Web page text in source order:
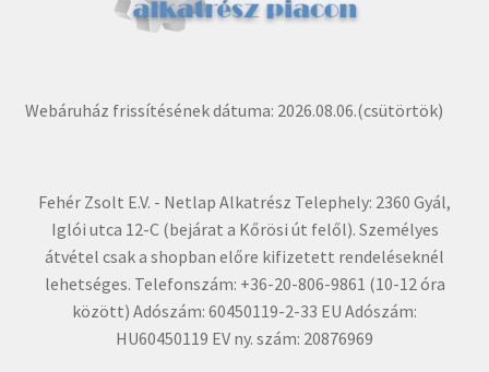
Webáruház frissítésének dátuma: 2026.08.06.(csütörtök)
Fehér Zsolt E.V. - Netlap Alkatrész Telephely: 2360 Gyál,
Iglói utca 12-C (bejárat a Kőrösi út felől). Személyes
átvétel csak a shopban előre kifizetett rendeléseknél
lehetséges. Telefonszám: +36-20-806-9861 (10-12 óra
között) Adószám: 60450119-2-33 EU Adószám:
HU60450119 EV ny. szám: 20876969